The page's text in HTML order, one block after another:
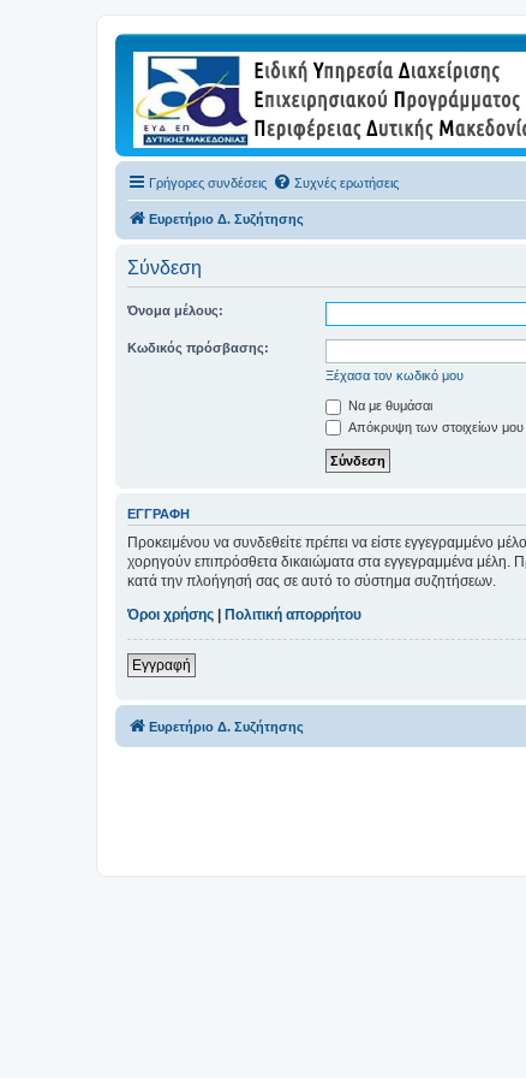
Γρήγορες συνδέσεις Συχνές ερωτήσεις
Ευρετήριο Δ. Συζήτησης
Σύνδεση
Όνομα μέλους:
Κωδικός πρόσβασης:
Ξέχασα τον κωδικό μου
Να με θυμάσαι
Απόκρυψη των στοιχείων μου
ΕΓΓΡΑΦΉ
Προκειμένου να συνδεθείτε πρέπει να είστε εγγεγραμμένο
χορηγούν επιπρόσθετα δικαιώματα στα εγγεγραμμένα μέλη.
κατά την πλοήγησή σας σε αυτό το σύστημα συζητήσεων.
Όροι χρήσης | Πολιτική απορρήτου
Εγγραφή
Ευρετήριο Δ. Συζήτησης